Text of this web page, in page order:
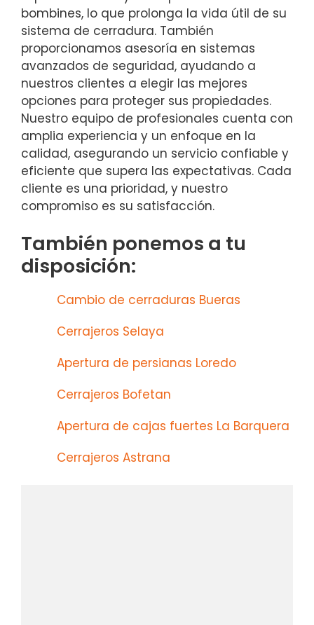
bombines, lo que prolonga la vida útil de su
sistema de cerradura. También
proporcionamos asesoría en sistemas
avanzados de seguridad, ayudando a
nuestros clientes a elegir las mejores
opciones para proteger sus propiedades.
Nuestro equipo de profesionales cuenta con
amplia experiencia y un enfoque en la
calidad, asegurando un servicio confiable y
eficiente que supera las expectativas. Cada
cliente es una prioridad, y nuestro
compromiso es su satisfacción.
También ponemos a tu
disposición:
Cambio de cerraduras Bueras
Cerrajeros Selaya
Apertura de persianas Loredo
Cerrajeros Bofetan
Apertura de cajas fuertes La Barquera
Cerrajeros Astrana